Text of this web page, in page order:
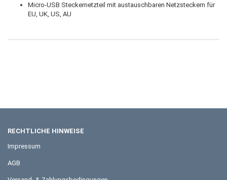
Micro-USB Steckernetzteil mit austauschbaren Netzsteckern für
EU, UK, US, AU
RECHTLICHE HINWEISE
Impressum
AGB